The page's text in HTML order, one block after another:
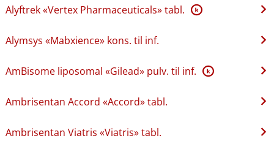
Alyftrek «Vertex Pharmaceuticals» tabl. K
Alymsys «Mabxience» kons. til inf.
AmBisome liposomal «Gilead» pulv. til inf. K
Ambrisentan Accord «Accord» tabl.
Ambrisentan Viatris «Viatris» tabl.